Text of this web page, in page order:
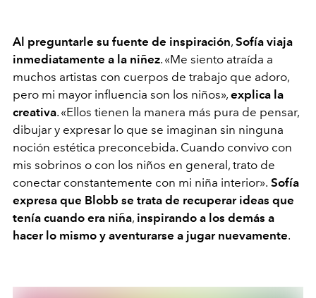
Al preguntarle su fuente de inspiración, Sofía viaja
inmediatamente a la niñez. «Me siento atraída a
muchos artistas con cuerpos de trabajo que adoro,
pero mi mayor influencia son los niños», explica la
creativa. «Ellos tienen la manera más pura de pensar,
dibujar y expresar lo que se imaginan sin ninguna
noción estética preconcebida. Cuando convivo con
mis sobrinos o con los niños en general, trato de
conectar constantemente con mi niña interior». Sofía
expresa que Blobb se trata de recuperar ideas que
tenía cuando era niña, inspirando a los demás a
hacer lo mismo y aventurarse a jugar nuevamente.